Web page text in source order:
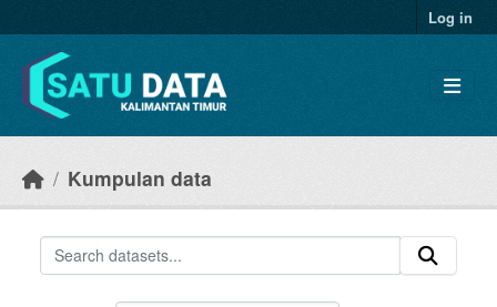
Log in
Kumpulan data